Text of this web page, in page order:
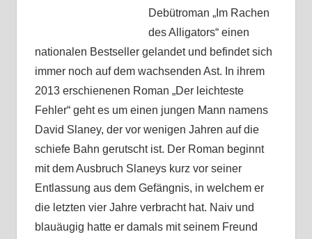
Debütroman „Im Rachen
des Alligators“ einen
nationalen Bestseller gelandet und befindet sich
immer noch auf dem wachsenden Ast. In ihrem
2013 erschienenen Roman „Der leichteste
Fehler“ geht es um einen jungen Mann namens
David Slaney, der vor wenigen Jahren auf die
schiefe Bahn gerutscht ist. Der Roman beginnt
mit dem Ausbruch Slaneys kurz vor seiner
Entlassung aus dem Gefängnis, in welchem er
die letzten vier Jahre verbracht hat. Naiv und
blauäugig hatte er damals mit seinem Freund